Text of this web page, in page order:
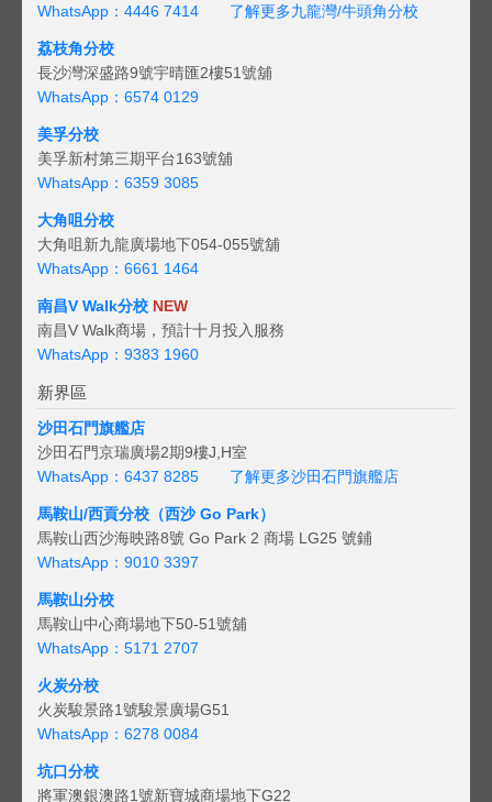
WhatsApp：4446 7414
了解更多九龍灣/牛頭角分校
荔枝角分校
長沙灣深盛路9號宇晴匯2樓51號舖
WhatsApp：6574 0129
美孚分校
美孚新村第三期平台163號舖
WhatsApp：6359 3085
大角咀分校
大角咀新九龍廣場地下054-055號舖
WhatsApp：6661 1464
南昌V Walk分校 NEW
南昌V Walk商場，預計十月投入服務
WhatsApp：9383 1960
新界區
沙田石門旗艦店
沙田石門京瑞廣場2期9樓J,H室
WhatsApp：6437 8285
了解更多沙田石門旗艦店
馬鞍山/西貢分校（西沙 Go Park）
馬鞍山西沙海映路8號 Go Park 2 商場 LG25 號鋪
WhatsApp：9010 3397
馬鞍山分校
馬鞍山中心商場地下50-51號舖
WhatsApp：5171 2707
火炭分校
火炭駿景路1號駿景廣場G51
WhatsApp：6278 0084
坑口分校
將軍澳銀澳路1號新寶城商場地下G22